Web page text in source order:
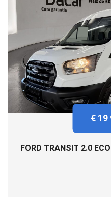
€ 19
FORD TRANSIT 2.0